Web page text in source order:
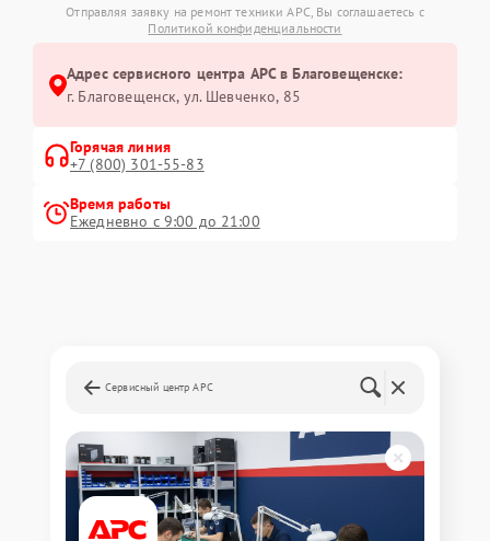
Отправляя заявку на ремонт техники APC, Вы соглашаетесь с
Политикой конфиденциальности
Адрес сервисного центра APC в Благовещенске:
г. Благовещенск, ул. Шевченко, 85
Горячая линия
+7 (800) 301-55-83
Время работы
Ежедневно с 9:00 до 21:00
Сервисный центр APC